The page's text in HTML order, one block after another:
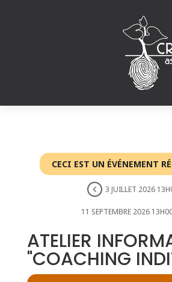
CECI EST UN ÉVÉNEMENT
3 JUILLET 2026
11 SEPTEMBRE 2026
ATELIER
"COACHING